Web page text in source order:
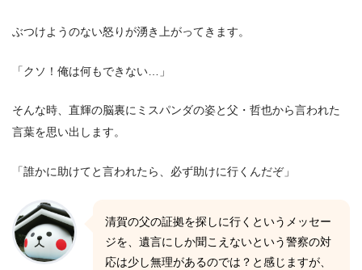
ぶつけようのない怒りが湧き上がってきます。
「クソ！俺は何もできない…」
そんな時、直輝の脳裏にミスパンダの姿と父・哲也から言われた
言葉を思い出します。
「誰かに助けてと言われたら、必ず助けに行くんだぞ」
清賀の父の証拠を探しに行くというメッセー
ジを、遺言にしか聞こえないという警察の対
応は少し無理があるのでは？と感じますが、